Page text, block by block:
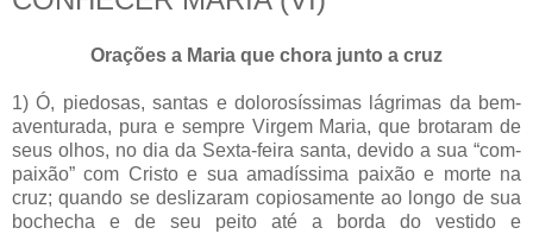
Orações a Maria que chora junto a cruz
1) Ó, piedosas, santas e dolorosíssimas lágrimas da bem-
aventurada, pura e sempre Virgem Maria, que brotaram de
seus olhos, no dia da Sexta-feira santa, devido a sua “com-
paixão” com Cristo e sua amadíssima paixão e morte na
cruz; quando se deslizaram copiosamente ao longo de sua
bochecha e de seu peito até a borda do vestido e